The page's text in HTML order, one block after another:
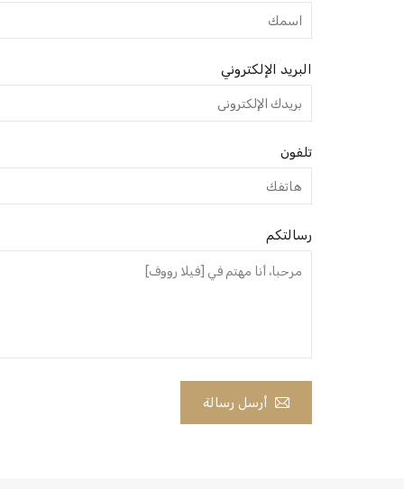
البريد الإلكتروني
تلفون
رسالتكم
أرسل رسالة